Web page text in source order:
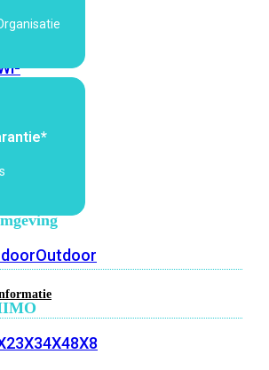
Outdoor
3X34X48X8